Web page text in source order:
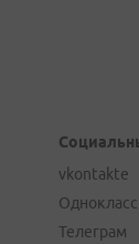
vkontakte
Телеграм